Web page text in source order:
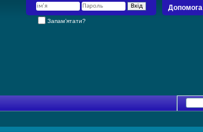
Допомога
Запам’ятати?